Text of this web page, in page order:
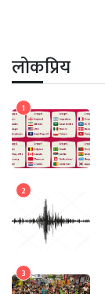
लोकप्रिय
1
2
3